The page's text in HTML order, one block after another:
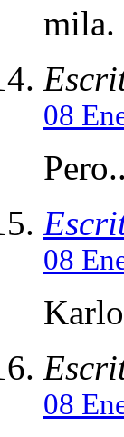
mila.
08
08
08